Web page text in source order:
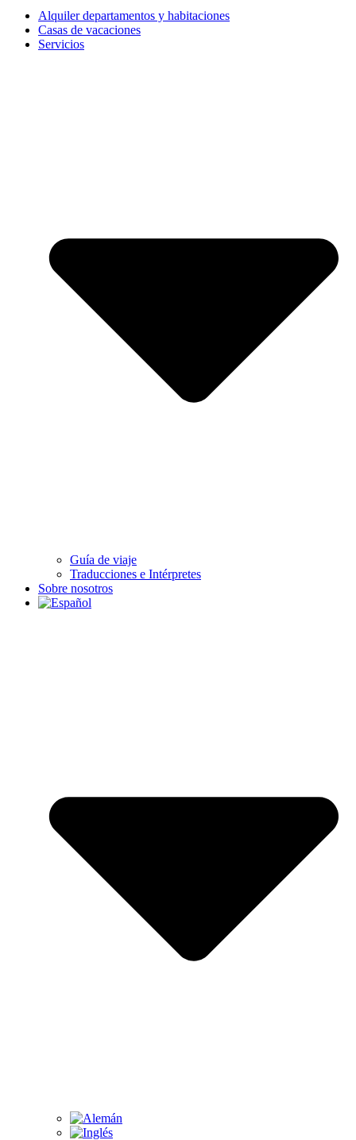
Alquiler departamentos y habitaciones
Casas de vacaciones
Servicios
Guía de viaje
Traducciones e Intérpretes
Sobre nosotros